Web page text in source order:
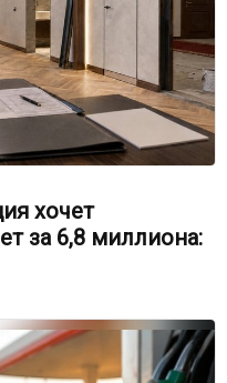
хочет
за 6,8 миллиона: